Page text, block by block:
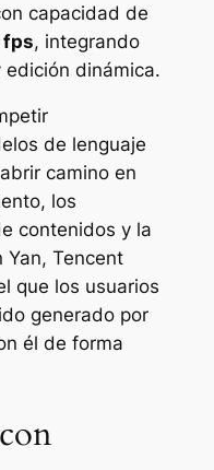
capacidad de
fps, integrando
edición dinámica.
de lenguaje
camino en
los
contenidos y la
Yan, Tencent
que los usuarios
generado por
él de forma